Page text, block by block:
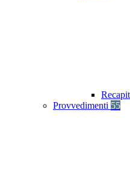
Provvedimenti 55